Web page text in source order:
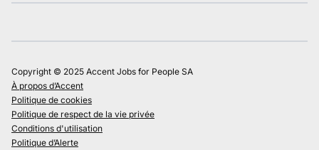
Copyright © 2025 Accent Jobs for People SA
À propos d’Accent
Politique de cookies
Politique de respect de la vie privée
Conditions d'utilisation
Politique d’Alerte